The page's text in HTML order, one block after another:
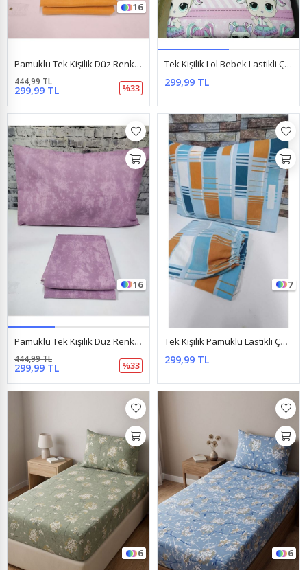
16
Pamuklu Tek Kişilik Düz Renk Lastikli Çarşaf Takımı Turuncu
299,99 TL
444,99 TL
%33
Tek Kişilik Lol Bebek Lastikli Çarşaf + 1 Adet Yastık Kılıfı Pembe
299,99 TL
16
Pamuklu Tek Kişilik Düz Renk Lastikli Çarşaf Takımı Gülkurusu
299,99 TL
444,99 TL
%33
7
Tek Kişilik Pamuklu Lastikli Çarşaf Takımı 100X200 & 120X200 Stil Turkuaz
299,99 TL
6 6